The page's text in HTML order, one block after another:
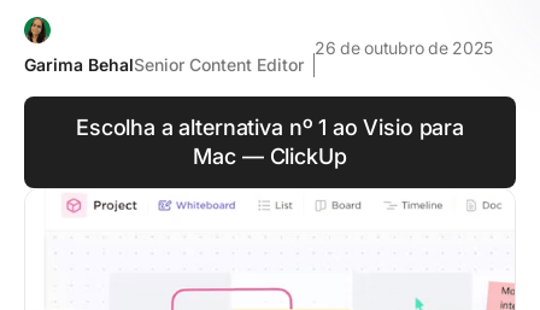
Garima BehalSenior Content Editor
26 de outubro de 2025
Escolha a alternativa nº 1 ao Visio para
Mac — ClickUp